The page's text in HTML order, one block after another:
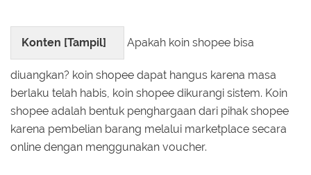
Konten [Tampil] Apakah koin shopee bisa
diuangkan? koin shopee dapat hangus karena masa
berlaku telah habis, koin shopee dikurangi sistem. Koin
shopee adalah bentuk penghargaan dari pihak shopee
karena pembelian barang melalui marketplace secara
online dengan menggunakan voucher.